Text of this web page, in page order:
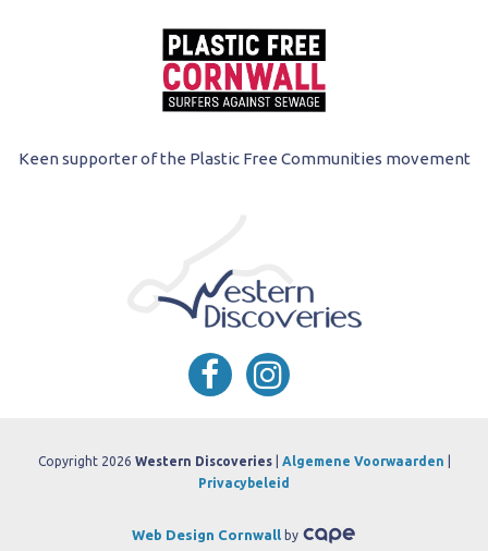
Keen supporter of the Plastic Free Communities movement
Copyright 2026 Western Discoveries| Algemene Voorwaarden
Privacybeleid
Web Design Cornwall by